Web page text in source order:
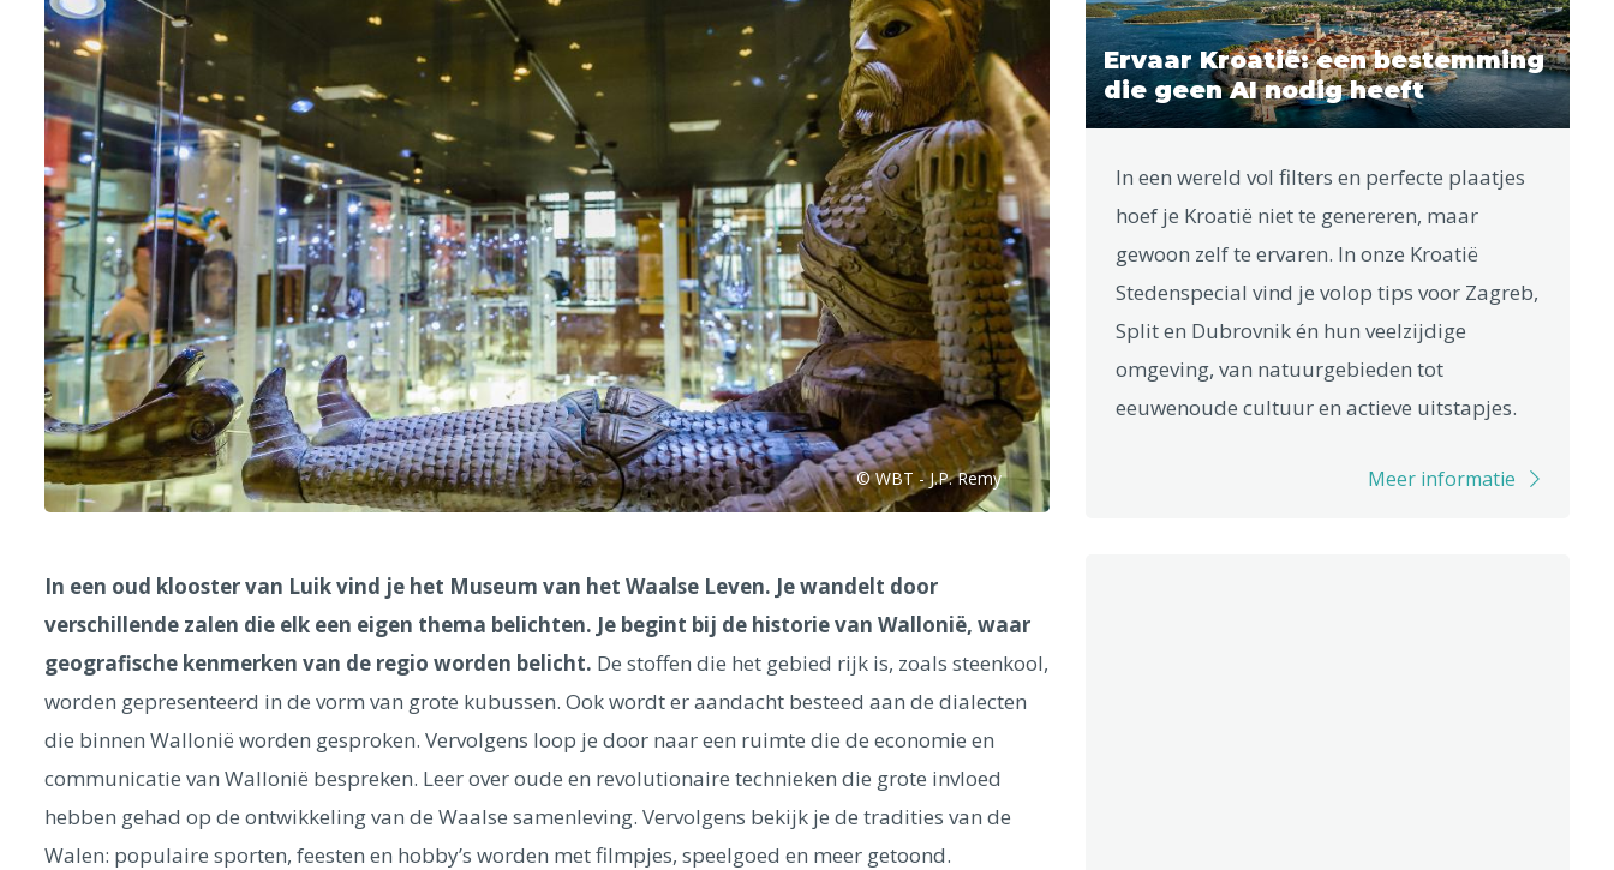
© WBT - J.P. Remy
In een oud klooster van Luik vind je het Museum van het Waalse Leven. Je wandelt door
verschillende zalen die elk een eigen thema belichten. Je begint bij de historie van Wallonië, waar
geografische kenmerken van de regio worden belicht. De stoffen die het gebied rijk is, zoals steenkool,
worden gepresenteerd in de vorm van grote kubussen. Ook wordt er aandacht besteed aan de dialecten
die binnen Wallonië worden gesproken. Vervolgens loop je door naar een ruimte die de economie en
communicatie van Wallonië bespreken. Leer over oude en revolutionaire technieken die grote invloed
hebben gehad op de ontwikkeling van de Waalse samenleving. Vervolgens bekijk je de tradities van de
Walen: populaire sporten, feesten en hobby’s worden met filmpjes, speelgoed en meer getoond.
Ervaar Kroatië: een bestemming
die geen AI nodig heeft
In een wereld vol filters en perfecte plaatjes
hoef je Kroatië niet te genereren, maar
gewoon zelf te ervaren. In onze Kroatië
Stedenspecial vind je volop tips voor Zagreb,
Split en Dubrovnik én hun veelzijdige
omgeving, van natuurgebieden tot
eeuwenoude cultuur en actieve uitstapjes.
Meer informatie